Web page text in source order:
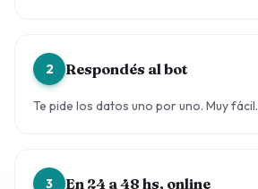
2 Respondés al bot
Te pide los datos uno por uno. Muy fácil.
3 En 24 a 48 hs, online